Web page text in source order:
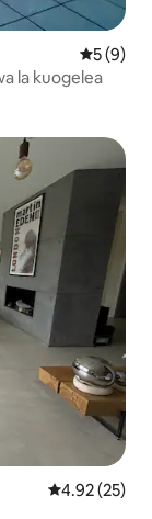
5 (9)
la kuogelea
Ukadiriaji wa
4.92 (25)